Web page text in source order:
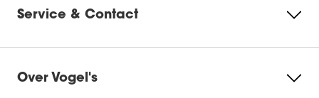
Service & Contact
Over Vogel's